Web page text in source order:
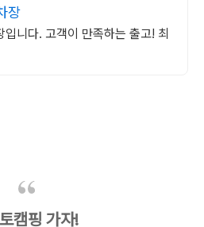
장
니다. 고객이 만족하는 출고! 최
캠핑 가자!